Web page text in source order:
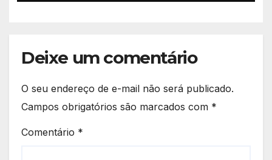
Deixe um comentário
O seu endereço de e-mail não será publicado.
Campos obrigatórios são marcados com *
Comentário *